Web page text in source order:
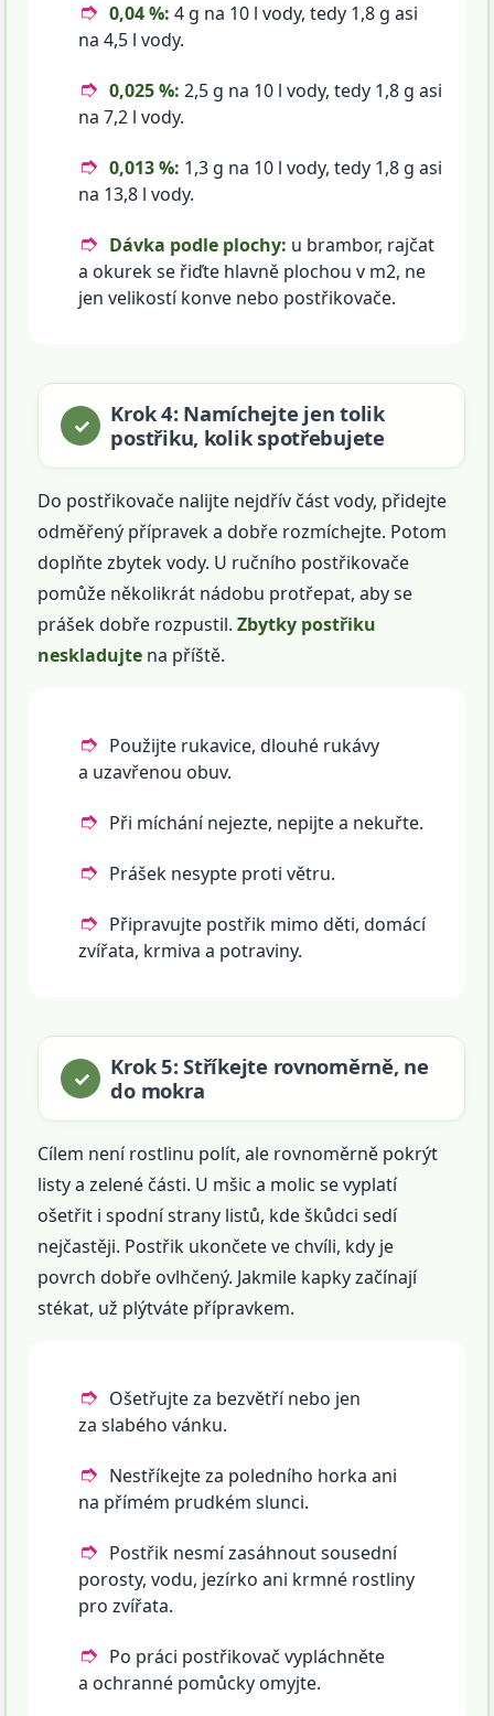
0,04 %: 4 g na 10 l vody, tedy 1,8 g asi
na 4,5 l vody.
0,025 %: 2,5 g na 10 l vody, tedy 1,8 g asi
na 7,2 l vody.
0,013 %: 1,3 g na 10 l vody, tedy 1,8 g asi
na 13,8 l vody.
Dávka podle plochy: u brambor, rajčat
a okurek se řiďte hlavně plochou v m2, ne
jen velikostí konve nebo postřikovače.
Krok 4: Namíchejte jen tolik
postřiku, kolik spotřebujete
Do postřikovače nalijte nejdřív část vody, přidejte
odměřený přípravek a dobře rozmíchejte. Potom
doplňte zbytek vody. U ručního postřikovače
pomůže několikrát nádobu protřepat, aby se
prášek dobře rozpustil.Zbytky postřiku
neskladujte na příště.
Použijte rukavice, dlouhé rukávy
a uzavřenou obuv.
Při míchání nejezte, nepijte a nekuřte.
Prášek nesypte proti větru.
Připravujte postřik mimo děti, domácí
zvířata, krmiva a potraviny.
Krok 5: Stříkejte rovnoměrně, ne
do mokra
Cílem není rostlinu polít, ale rovnoměrně pokrýt
listy a zelené části. U mšic a molic se vyplatí
ošetřit i spodní strany listů, kde škůdci sedí
nejčastěji. Postřik ukončete ve chvíli, kdy je
povrch dobře ovlhčený. Jakmile kapky začínají
stékat, už plýtváte přípravkem.
Ošetřujte za bezvětří nebo jen
za slabého vánku.
Nestříkejte za poledního horka ani
na přímém prudkém slunci.
Postřik nesmí zasáhnout sousední
porosty, vodu, jezírko ani krmné rostliny
pro zvířata.
Po práci postřikovač vypláchněte
a ochranné pomůcky omyjte.